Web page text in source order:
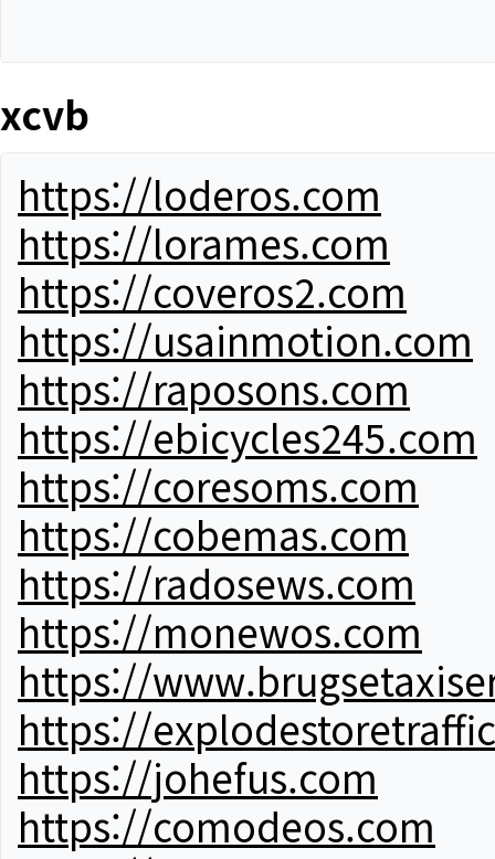
xcvb
https://loderos.com
https://lorames.com
https://coveros2.com
https://usainmotion.com
https://raposons.com
https://ebicycles245.com
https://coresoms.com
https://cobemas.com
https://radosews.com
https://monewos.com
https://
https://
https://johefus.com
https://comodeos.com